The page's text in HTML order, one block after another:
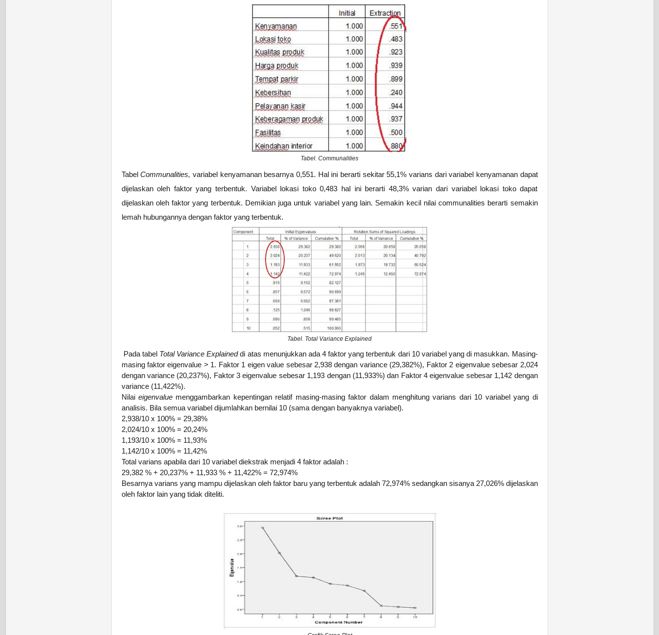
Tabel. Communalities
TabelCommunalities, variabel kenyamanan besarnya 0,551. Hal ini berarti sekitar 55,1% varians dari variabel kenyamanan dapat
dijelaskan oleh faktor yang terbentuk. Variabel lokasi toko 0,483 hal ini berarti 48,3% varian dari variabel lokasi toko dapat
dijelaskan oleh faktor yang terbentuk. Demikian juga untuk variabel yang lain. Semakin kecil nilai communalities berarti semakin
lemah hubungannya dengan faktor yang terbentuk.
Tabel. Total Variance Explained
Pada tabel Total Variance Explaineddi atas menunjukkan ada 4 faktor yang terbentuk dari 10 variabel yang di masukkan. Masing-
masing faktor eigenvalue > 1. Faktor 1 eigen value sebesar 2,938 dengan variance (29,382%), Faktor 2 eigenvalue sebesar 2,024
dengan variance (20,237%), Faktor 3 eigenvalue sebesar 1,193 dengan (11,933%) dan Faktor 4 eigenvalue sebesar 1,142 dengan
variance (11,422%).
Nilai eigenvaluemenggambarkan kepentingan relatif masing-masing faktor dalam menghitung varians dari 10 variabel yang di
analisis. Bila semua variabel dijumlahkan bernilai 10 (sama dengan banyaknya variabel).
2,938/10 x 100% = 29,38%
2,024/10 x 100% = 20,24%
1,193/10 x 100% = 11,93%
1,142/10 x 100% = 11,42%
Total varians apabila dari 10 variabel diekstrak menjadi 4 faktor adalah :
29,382 % + 20,237% + 11,933 % + 11,422% = 72,974%
Besarnya varians yang mampu dijelaskan oleh faktor baru yang terbentuk adalah 72,974% sedangkan sisanya 27,026% dijelaskan
oleh faktor lain yang tidak diteliti.